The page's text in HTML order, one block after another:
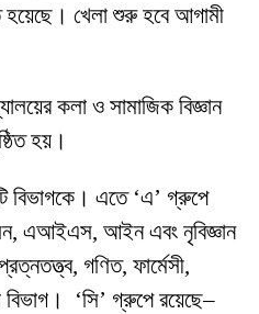
হয়েছে। খেলা শুরু হবে আগামী
কলা ও সামাজিক বিজ্ঞান
হয়।
বিভাগকে। এতে ‘এ’ গ্রুপে
এআইএস, আইন এবং নৃবিজ্ঞান
গণিত, ফার্মেসী,
বিভাগ। ‘সি’ গ্রুপে রয়েছে–